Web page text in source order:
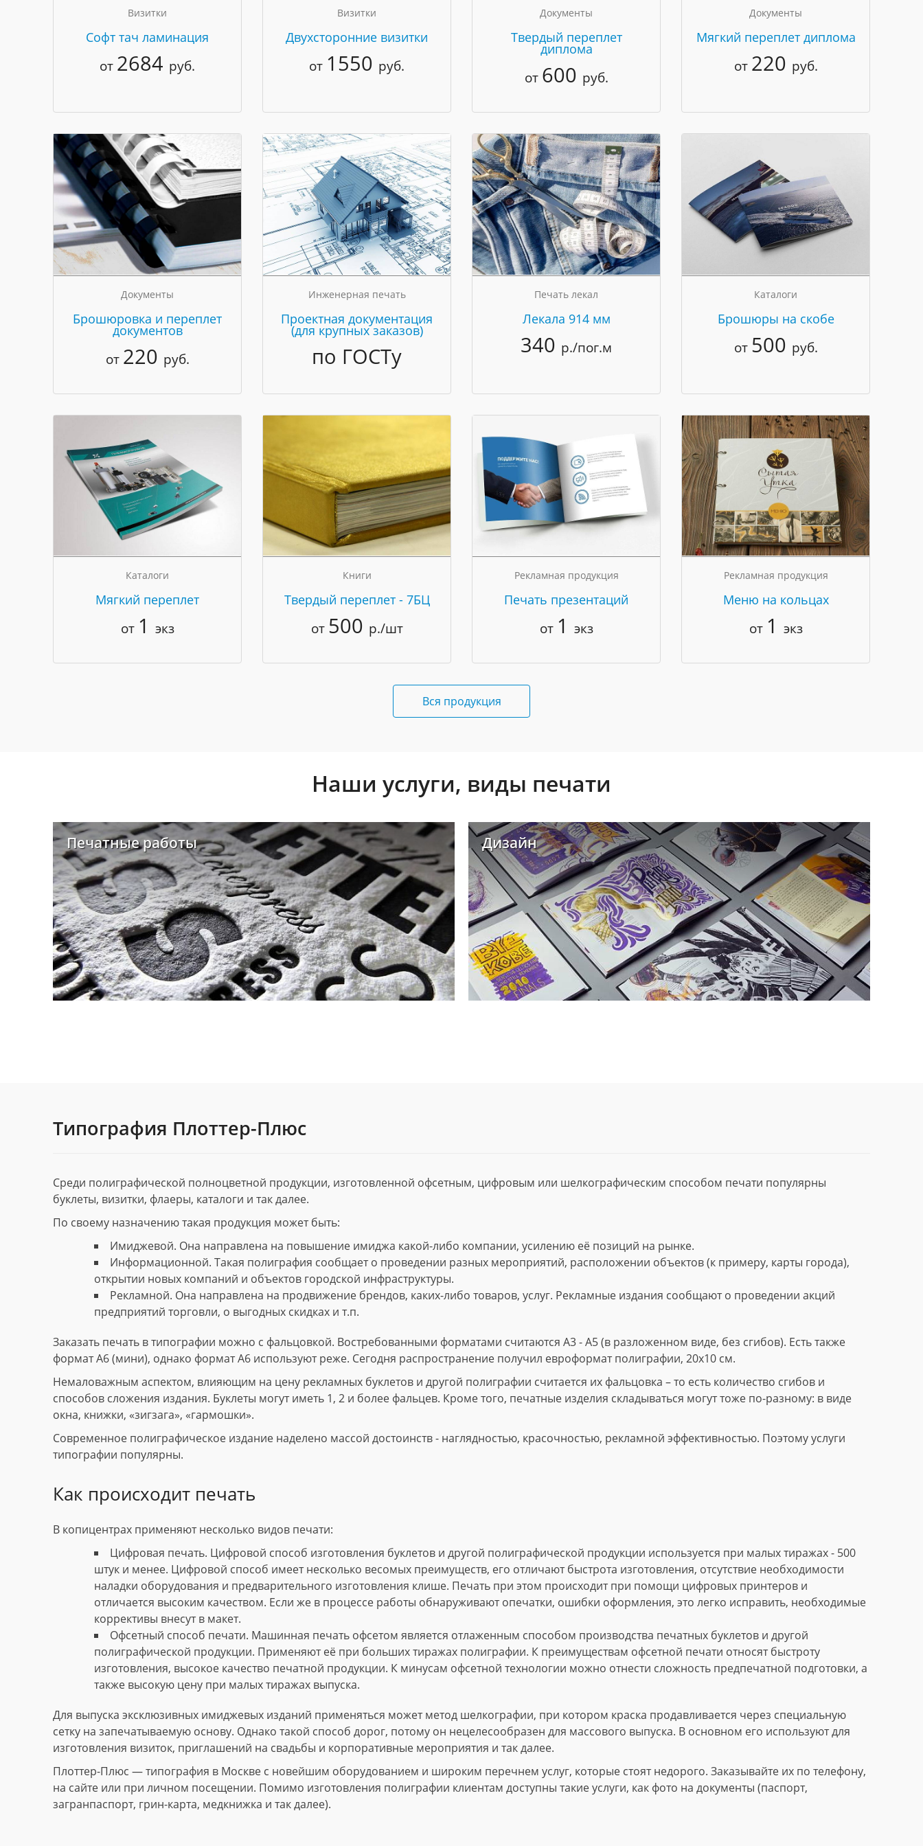
Визитки
Cофт тач ламинация
от 2684 руб.
Визитки
Двухсторонние визитки
от 1550 руб.
Документы
Твердый переплет
диплома
от 600 руб.
Документы
Мягкий переплет диплома
от 220 руб.
Документы
Брошюровка и переплет
документов
от 220 руб.
Инженерная печать
Проектная документация
(для крупных заказов)
по ГОСТу
Печать лекал
Лекала 914 мм
340 р./пог.м
Каталоги
Брошюры на скобе
от 500 руб.
Каталоги
Мягкий переплет
от 1 экз
Книги
Твердый переплет - 7БЦ
от 500 р./шт
Рекламная продукция
Печать презентаций
от 1 экз
Рекламная продукция
Меню на кольцах
от 1 экз
Вся продукция
Наши услуги, виды печати
Печатные работы Дизайн
Типография Плоттер-Плюс
Среди полиграфической полноцветной продукции, изготовленной офсетным, цифровым или шелкографическим способом печати популярны
буклеты, визитки, флаеры, каталоги и так далее.
По своему назначению такая продукция может быть:
Имиджевой. Она направлена на повышение имиджа какой-либо компании, усилению её позиций на рынке.
Информационной. Такая полиграфия сообщает о проведении разных мероприятий, расположении объектов (к примеру, карты города),
открытии новых компаний и объектов городской инфраструктуры.
Рекламной. Она направлена на продвижение брендов, каких-либо товаров, услуг. Рекламные издания сообщают о проведении акций
предприятий торговли, о выгодных скидках и т.п.
Заказать печать в типографии можно с фальцовкой. Востребованными форматами считаются А3 - А5 (в разложенном виде, без сгибов). Есть также
формат А6 (мини), однако формат А6 используют реже. Сегодня распространение получил евроформат полиграфии, 20х10 см.
Немаловажным аспектом, влияющим на цену рекламных буклетов и другой полиграфии считается их фальцовка – то есть количество сгибов и
способов сложения издания. Буклеты могут иметь 1, 2 и более фальцев. Кроме того, печатные изделия складываться могут тоже по-разному: в виде
окна, книжки, «зигзага», «гармошки».
Современное полиграфическое издание наделено массой достоинств - наглядностью, красочностью, рекламной эффективностью. Поэтому услуги
типографии популярны.
Как происходит печать
В копицентрах применяют несколько видов печати:
Цифровая печать. Цифровой способ изготовления буклетов и другой полиграфической продукции используется при малых тиражах - 500
штук и менее. Цифровой способ имеет несколько весомых преимуществ, его отличают быстрота изготовления, отсутствие необходимости
наладки оборудования и предварительного изготовления клише. Печать при этом происходит при помощи цифровых принтеров и
отличается высоким качеством. Если же в процессе работы обнаруживают опечатки, ошибки оформления, это легко исправить, необходимые
коррективы внесут в макет.
Офсетный способ печати. Машинная печать офсетом является отлаженным способом производства печатных буклетов и другой
полиграфической продукции. Применяют её при больших тиражах полиграфии. К преимуществам офсетной печати относят быстроту
изготовления, высокое качество печатной продукции. К минусам офсетной технологии можно отнести сложность предпечатной подготовки, а
также высокую цену при малых тиражах выпуска.
Для выпуска эксклюзивных имиджевых изданий применяться может метод шелкографии, при котором краска продавливается через специальную
сетку на запечатываемую основу. Однако такой способ дорог, потому он нецелесообразен для массового выпуска. В основном его используют для
изготовления визиток, приглашений на свадьбы и корпоративные мероприятия и так далее.
Плоттер-Плюс — типография в Москве с новейшим оборудованием и широким перечнем услуг, которые стоят недорого. Заказывайте их по телефону,
на сайте или при личном посещении. Помимо изготовления полиграфии клиентам доступны такие услуги, как фото на документы (паспорт,
загранпаспорт, грин-карта, медкнижка и так далее).